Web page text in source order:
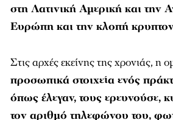
στη Λατινική Αμερική και την
Ευρώπη και την κλοπή
Στις αρχές εκείνης της χρονιάς, η
προσωπικά στοιχεία ενός
όπως έλεγαν, τους ερευνούσε,
τον αριθμό τηλεφώνου του,